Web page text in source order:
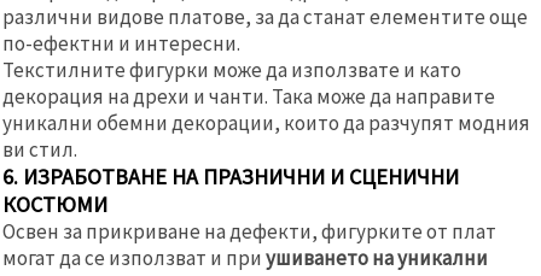
различни видове платове, за да станат елементите още
по-ефектни и интересни.
Текстилните фигурки може да използвате и като
декорация на дрехи и чанти. Така може да направите
уникални обемни декорации, които да разчупят модния
ви стил.
6. ИЗРАБОТВАНЕ НА ПРАЗНИЧНИ И СЦЕНИЧНИ
КОСТЮМИ
Освен за прикриване на дефекти, фигурките от плат
могат да се използват и при ушиването на уникални